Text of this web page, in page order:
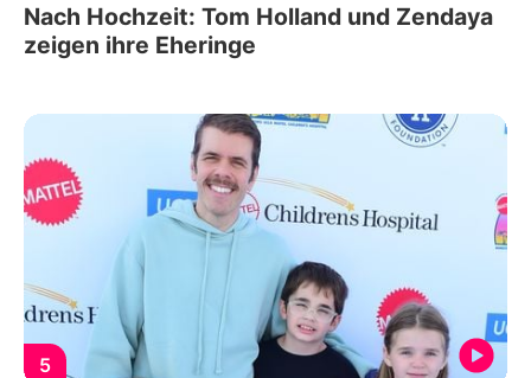
Nach Hochzeit: Tom Holland und Zendaya
zeigen ihre Eheringe
5